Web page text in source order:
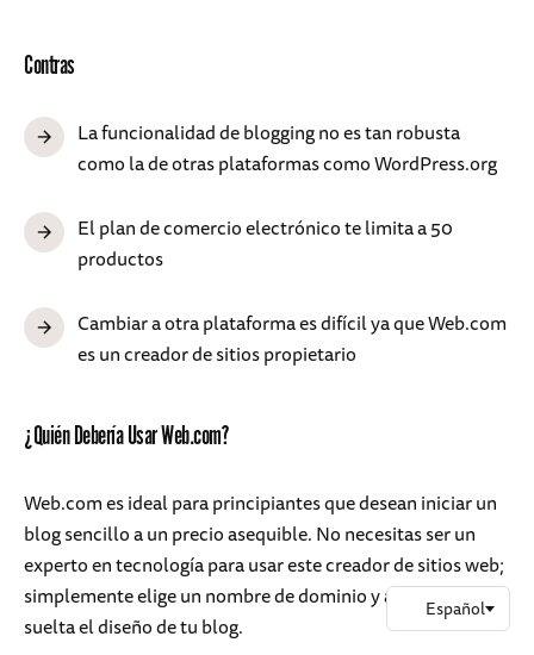
Contras
La funcionalidad de blogging no es tan robusta
como la de otras plataformas como WordPress.org
El plan de comercio electrónico te limita a 50
productos
Cambiar a otra plataforma es difícil ya que Web.com
es un creador de sitios propietario
¿Quién Debería Usar Web.com?
Web.com es ideal para principiantes que desean iniciar un
blog sencillo a un precio asequible. No necesitas ser un
experto en tecnología para usar este creador de sitios web;
simplemente elige un nombre de dominio y arrastra y
suelta el diseño de tu blog.